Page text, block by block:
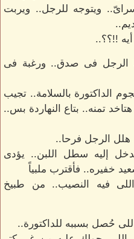
ويتوجه للرجل.. ويربت
!!؟؟..
الرجل فى صدق.. ورغبة فى
الداكتورة بالسلامة.. تجيب
تمنه.. بتاع النهاردة بس..
هلل الرجل فرحا..
إليه سطل اللبن.. يؤدى
خفيره.. فأقترب ملبياً
فيه النصيب.. من طبيخ
حُصل بسببه للداكتورة..